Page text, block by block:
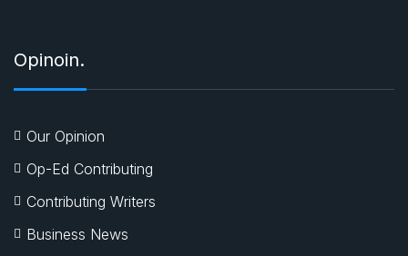
Opinoin.
Our Opinion
Op-Ed Contributing
Contributing Writers
Business News